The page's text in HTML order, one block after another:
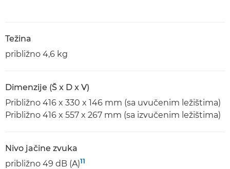
Težina
približno 4,6 kg
Dimenzije (Š x D x V)
Približno 416 x 330 x 146 mm (sa uvučenim ležištima)
Približno 416 x 557 x 267 mm (sa izvučenim ležištima)
Nivo jačine zvuka
približno 49 dB (A)11